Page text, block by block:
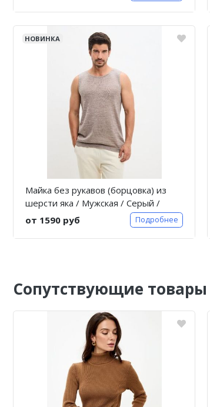
НОВИНКА
Майка без рукавов (борцовка) из
шерсти яка / Мужская / Серый /
Doctor
от 1590 руб Подробнее
Сопутствующие товары